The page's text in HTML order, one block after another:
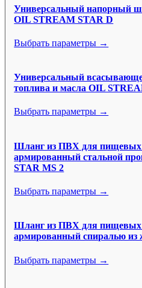
Универсальный напорный
OIL STREAM STAR D
Выбрать параметры →
Универсальный
топлива и масла OIL
Выбрать параметры →
Шланг из ПВХ для пищевых
армированный стальной
STAR MS 2
Выбрать параметры →
Шланг из ПВХ для пищевых
армированный спиралью из
Выбрать параметры →